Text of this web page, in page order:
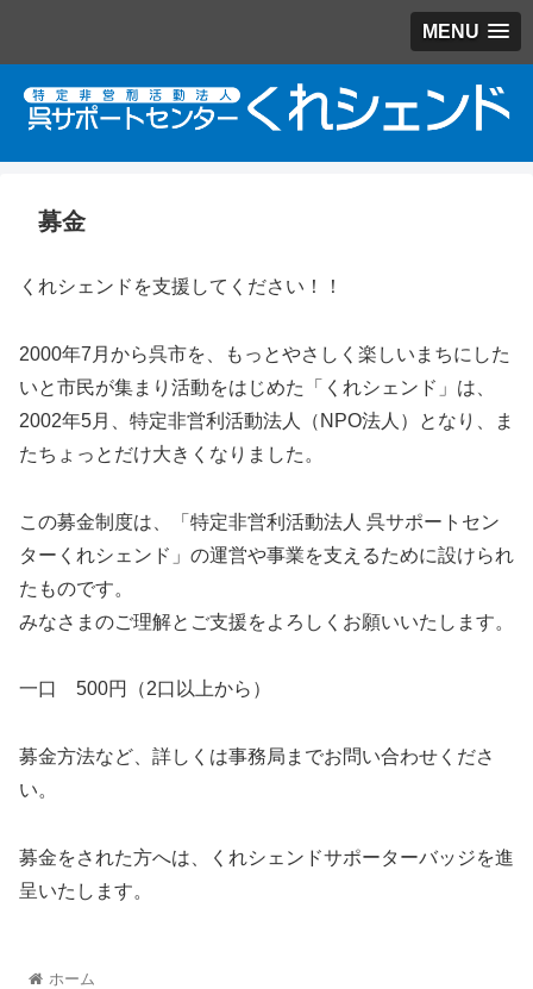
MENU
募金
くれシェンドを支援してください！！
2000年7月から呉市を、もっとやさしく楽しいまちにした
いと市民が集まり活動をはじめた「くれシェンド」は、
2002年5月、特定非営利活動法人（NPO法人）となり、ま
たちょっとだけ大きくなりました。
この募金制度は、「特定非営利活動法人 呉サポートセン
ターくれシェンド」の運営や事業を支えるために設けられ
たものです。
みなさまのご理解とご支援をよろしくお願いいたします。
一口 500円（2口以上から）
募金方法など、詳しくは事務局までお問い合わせくださ
い。
募金をされた方へは、くれシェンドサポーターバッジを進
呈いたします。
ホーム